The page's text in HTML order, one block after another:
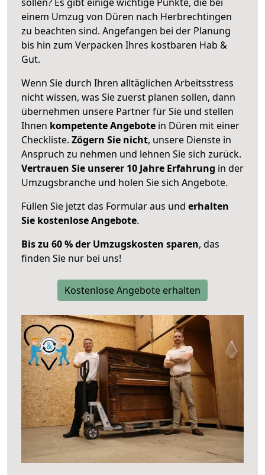
einem Umzug von Düren nach Herbrechtingen
zu beachten sind. Angefangen bei der Planung
bis hin zum Verpacken Ihres kostbaren Hab &
Gut.
Wenn Sie durch Ihren alltäglichen Arbeitsstress
nicht wissen, was Sie zuerst planen sollen, dann
übernehmen unsere Partner für Sie und stellen
Ihnen kompetente Angebote in Düren mit einer
Checkliste. Zögern Sie nicht, unsere Dienste in
Anspruch zu nehmen und lehnen Sie sich zurück.
Vertrauen Sie unserer 10 Jahre Erfahrung in der
Umzugsbranche und holen Sie sich Angebote.
Füllen Sie jetzt das Formular aus und erhalten
Sie kostenlose Angebote.
Bis zu 60 % der Umzugskosten sparen, das
finden Sie nur bei uns!
Kostenlose Angebote erhalten